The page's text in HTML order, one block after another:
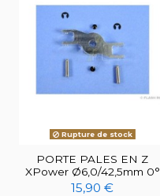
Rupture de stock
PORTE PALES EN Z
XPower Ø6,0/42,5mm 0°
15,90 €